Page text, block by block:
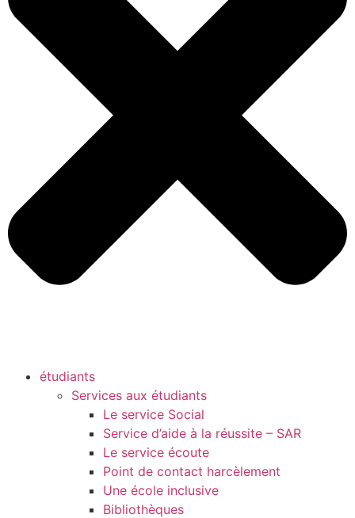
étudiants
Services aux étudiants
Le service Social
Service d’aide à la réussite – SAR
Le service écoute
Point de contact harcèlement
Une école inclusive
Bibliothèques